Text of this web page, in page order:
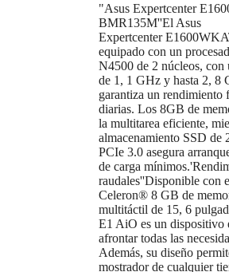
"Asus Expertcenter
BMR135M''El Asus
Expertcenter
equipado con un
N4500 de 2 núcleos, con
de 1, 1 GHz y hasta 2, 8
garantiza un rendimiento
diarias. Los 8GB de
la multitarea eficiente,
almacenamiento SSD
PCIe 3.0 asegura
de carga
raudales''Disponible con
Celeron® 8 GB de
multitáctil de 15, 6
E1 AiO es un dispositivo
afrontar todas las
Además, su diseño
mostrador de cualquier